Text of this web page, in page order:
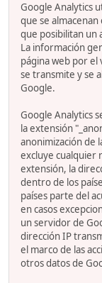
Google Analytics
que se
que posibilitan un
La información
página web por el
se transmite y se
Google.
Google Analytics
la extensión
anonimización de
excluye cualquier
extensión, la
dentro de los
países parte del
en casos
un servidor de
dirección IP
el marco de las
otros datos de